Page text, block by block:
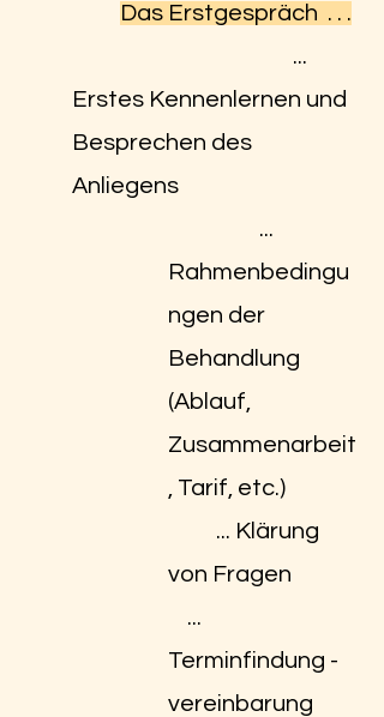
Das Erstgespräch . . .
...
Erstes Kennenlernen und
Besprechen des
Anliegens
...
Rahmenbedingu
ngen der
Behandlung
(Ablauf,
Zusammenarbeit
, Tarif, etc.)
... Klärung
von Fragen
...
Terminfindung -
vereinbarung